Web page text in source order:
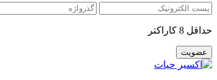
حداقل 8 کاراکتر